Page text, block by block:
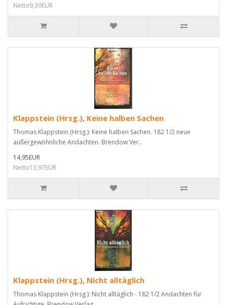
Netto9,30EUR
Klappstein (Hrsg.), Keine halben Sachen
Thomas Klappstein (Hrsg.): Keine halben Sachen. 182 1/2 neue
außergewöhnliche Andachten. Brendow Ver..
14,95EUR
Netto13,97EUR
Klappstein (Hrsg.), Nicht alltäglich
Thomas Klappstein (Hrsg.): Nicht alltäglich - 182 1/2 Andachten für